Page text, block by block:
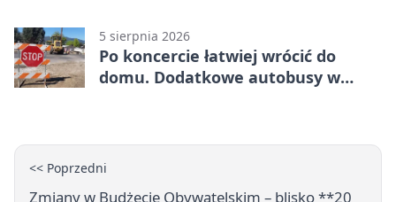
5 sierpnia 2026
Po koncercie łatwiej wrócić do
domu. Dodatkowe autobusy w
<< Poprzedni
Zmiany w Budżecie Obywatelskim – blisko **20